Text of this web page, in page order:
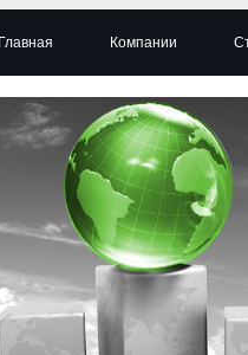
Главная Компании